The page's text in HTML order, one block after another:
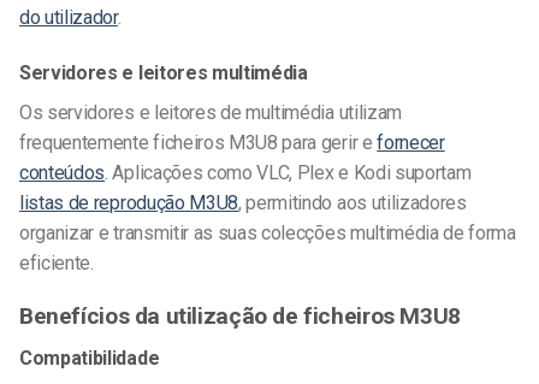
do utilizador.
Servidores e leitores multimédia
Os servidores e leitores de multimédia utilizam
frequentemente ficheiros M3U8 para gerir efornecer
conteúdos . Aplicações como VLC, Plex e Kodi suportam
listas de reprodução M3U8, permitindo aos utilizadores
organizar e transmitir as suas colecções multimédia de forma
eficiente.
Benefícios da utilização de ficheiros M3U8
Compatibilidade